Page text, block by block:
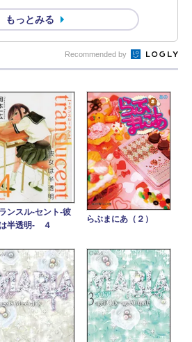
もっとみる
Recommended by
ランスル‐セント‐彼
半透明‐ ４
らぶまにあ（２）